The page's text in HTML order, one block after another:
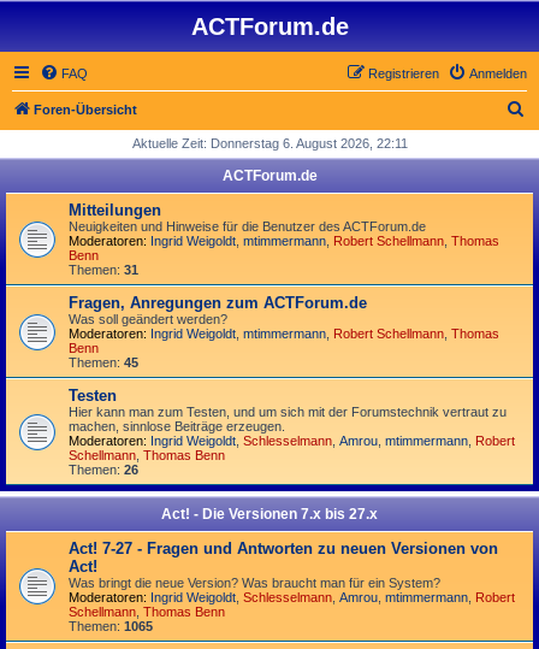
ACTForum.de
FAQ Anmelden
Registrieren
Foren-Übersicht
h
Aktuelle Zeit: Donnerstag 6. August 2026, 22:11
ACTForum.de
Mitteilungen
Neuigkeiten und Hinweise für die Benutzer des ACTForum.de
Moderatoren: Ingrid Weigoldt mtimmermann Robert Schellmann Thomas
Benn
Themen: 31
Fragen, Anregungen zum ACTForum.de
Was soll geändert werden?
Moderatoren: Ingrid Weigoldt mtimmermann Robert Schellmann Thomas
Benn
Themen: 45
Testen
Hier kann man zum Testen, und um sich mit der Forumstechnik vertraut zu
machen, sinnlose Beiträge erzeugen.
Moderatoren: Ingrid Weigoldt Schlesselmann Amrou mtimmermann Robert
Schellmann Thomas Benn
Themen: 26
Act! - Die Versionen 7.x bis 27.x
Act! 7-27 - Fragen und Antworten zu neuen Versionen von
Act!
Was bringt die neue Version? Was braucht man für ein System?
Moderatoren: Ingrid Weigoldt Schlesselmann Amrou mtimmermann Robert
Schellmann Thomas Benn
Themen: 1065